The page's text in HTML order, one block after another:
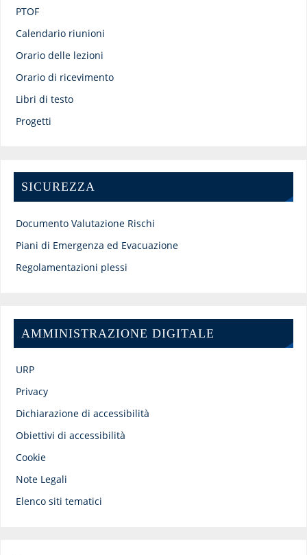
PTOF
Calendario riunioni
Orario delle lezioni
Orario di ricevimento
Libri di testo
Progetti
SICUREZZA
Documento Valutazione Rischi
Piani di Emergenza ed Evacuazione
Regolamentazioni plessi
AMMINISTRAZIONE DIGITALE
URP
Privacy
Dichiarazione di accessibilità
Obiettivi di accessibilità
Cookie
Note Legali
Elenco siti tematici